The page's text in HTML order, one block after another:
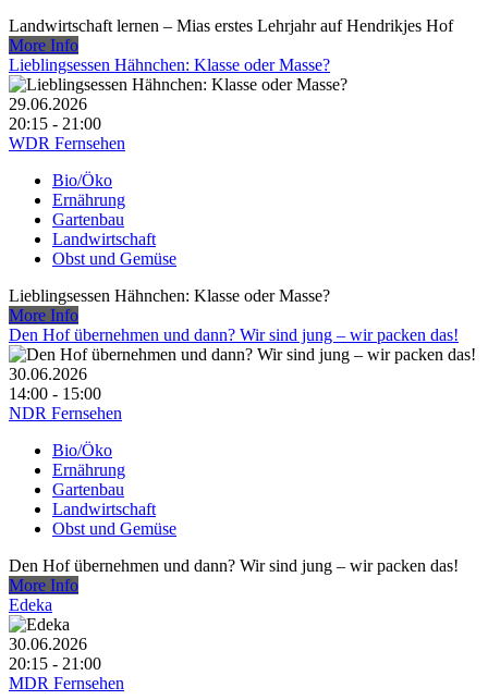
Landwirtschaft lernen – Mias erstes Lehrjahr auf Hendrikjes Hof
More Info
Lieblingsessen Hähnchen: Klasse oder Masse?
29.06.2026
20:15 - 21:00
WDR Fernsehen
Bio/Öko
Ernährung
Gartenbau
Landwirtschaft
Obst und Gemüse
Lieblingsessen Hähnchen: Klasse oder Masse?
More Info
Den Hof übernehmen und dann? Wir sind jung – wir packen das!
30.06.2026
14:00 - 15:00
NDR Fernsehen
Bio/Öko
Ernährung
Gartenbau
Landwirtschaft
Obst und Gemüse
Den Hof übernehmen und dann? Wir sind jung – wir packen das!
More Info
Edeka
30.06.2026
20:15 - 21:00
MDR Fernsehen